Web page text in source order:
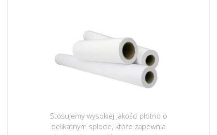
Stosujemy wysokiej jakości płótno o
delikatnym splocie, które zapewnia